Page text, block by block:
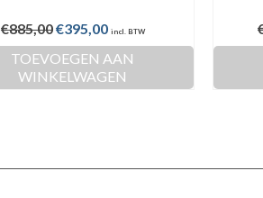
€885,00Oorspronkelijke
prijs
was:
€885,00.
€395,00Huidige
prijs
is:
€395,00.
incl. BTW
TOEVOEGEN AAN
WINKELWAGEN